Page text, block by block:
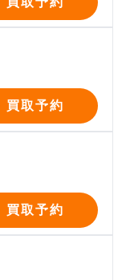
買取予約
買取予約